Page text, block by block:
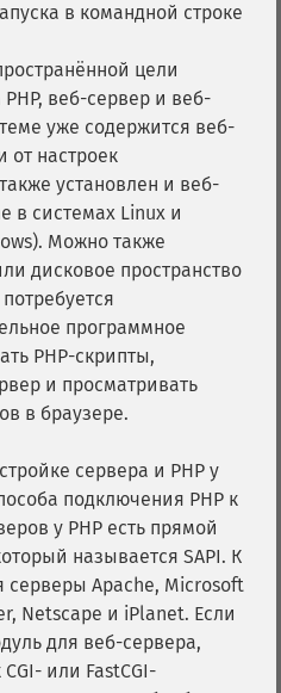
в командной строке
цели
веб-сервер и веб-
уже содержится веб-
от настроек
установлен и веб-
в системах Linux и
Можно также
дисковое пространство
программное
PHP-скрипты,
и просматривать
в браузере.
сервера и PHP у
подключения PHP к
у PHP есть прямой
называется SAPI. К
серверы Apache, Microsoft
Netscape и iPlanet. Если
для веб-сервера,
или FastCGI-